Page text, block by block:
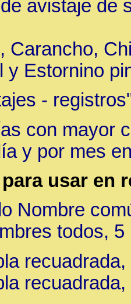
avistaje de
Carancho,
y Estornino
-
con mayor
y por mes
usar en
Nombre
todos,